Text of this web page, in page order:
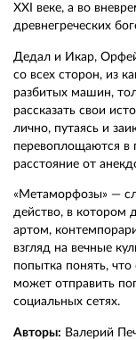
XXI веке, а во
древнегреческих
Дедал и Икар,
со всех сторон, из
разбитых машин,
рассказать свои
лично, путаясь и
перевоплощаются в
расстояние от
«Метаморфозы» —
действо, в котором
артом,
взгляд на вечные
попытка понять,
может отправить
социальных сетях.
Авторы: Валерий